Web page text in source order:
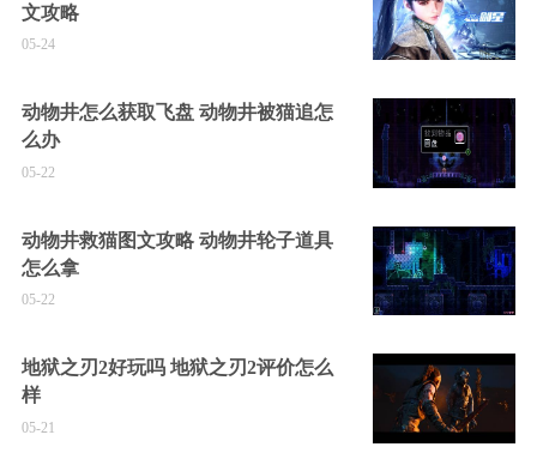
文攻略
05-24
动物井怎么获取飞盘 动物井被猫追怎
么办
05-22
动物井救猫图文攻略 动物井轮子道具
怎么拿
05-22
地狱之刃2好玩吗 地狱之刃2评价怎么
样
05-21